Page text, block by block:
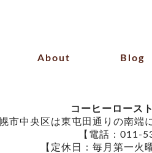
About Blog
コーヒーロース
市中央区は東屯田通りの南端
【電話：011-
【定休日：毎月第一火